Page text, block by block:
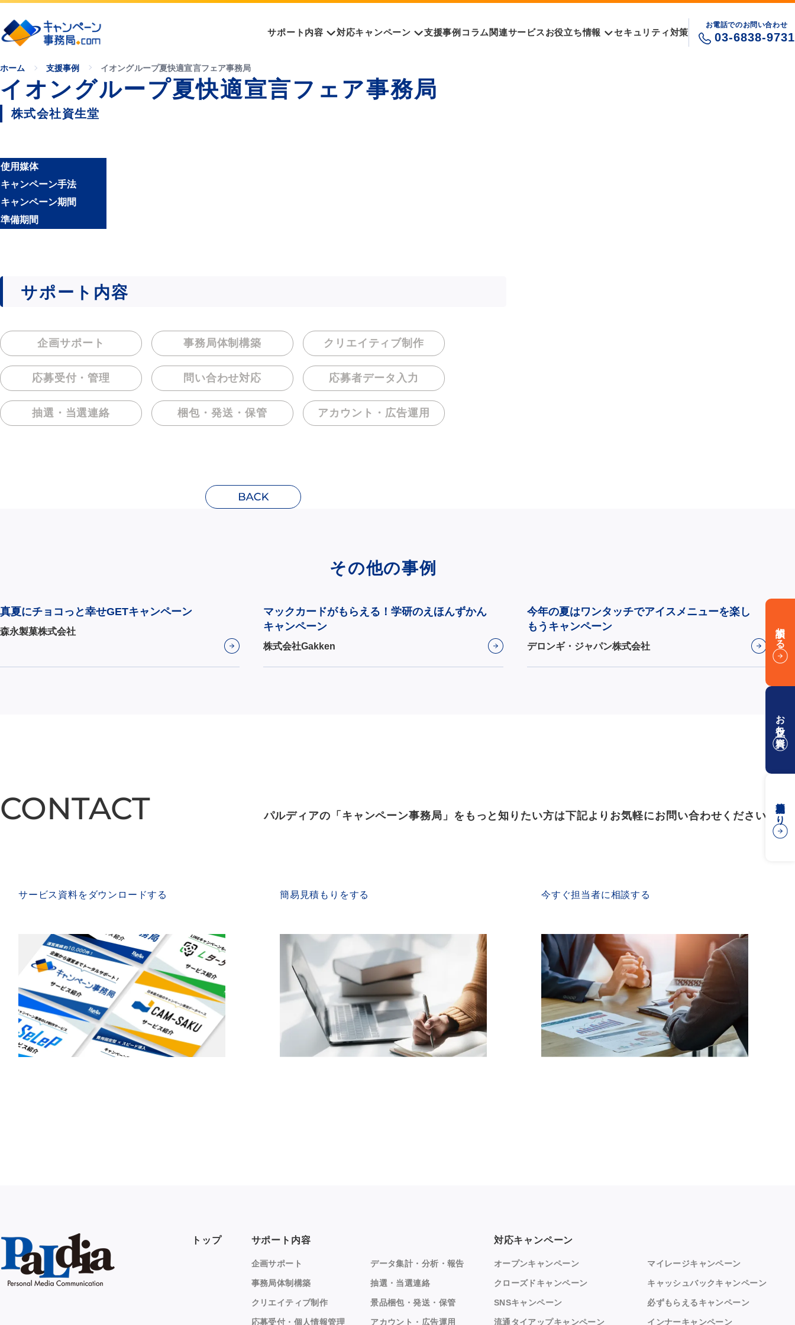
サポート内容 対応キャンペーン 支援事例 コラム 関連サービスお役立ち情報 セキュリティ対策
お電話でのお問い合わせ
03-6838-9731
ホーム 支援事例 イオングループ夏快適宣言フェア事務局
イオングループ夏快適宣言フェア事務局
株式会社資生堂
使用媒体
キャンペーン手法
キャンペーン期間
準備期間
サポート内容
企画サポート 事務局体制構築 クリエイティブ制作
応募受付・管理 問い合わせ対応 応募者データ入力
抽選・当選連絡 梱包・発送・保管 アカウント・ 広告運用
その他の事例
真夏にチョコっと幸せGETキャンペーン
森永製菓株式会社
マックカードがもらえる！学研のえほんずかん
キャンペーン
株式会社Gakken
今年の夏はワンタッチでアイスメニューを楽し
もうキャンペーン
デロンギ・ジャパン株式会社
CONTACT
CONTACT パルディアの「キャンペーン事務局」をもっと知りたい方は下記よりお気軽にお問い合わせください
サービス資料をダウンロードする 簡易見積もりをする 今すぐ担当者に相談する
トップ サポート内容
企画サポート
事務局体制構築
クリエイティブ制作
応募受付・個人情報管理
データ集計・分析・報告
抽選・当選連絡
景品梱包・発送・保管
アカウント・広告運用
対応キャンペーン
オープンキャンペーン
クローズドキャンペーン
SNSキャンペーン
流通タイアップキャンペーン
マイレージキャンペーン
キャッシュバックキャンペーン
必ずもらえるキャンペーン
インナーキャンペーン
相談する
お役立ち資料
簡易見積もり